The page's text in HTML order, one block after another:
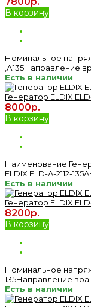
В корзину
Номинальное
,А135Направление
Есть в наличии
Генератор ELDIX
8000р.
В корзину
Наименование
ELDIX ELD-A-2112-
Есть в наличии
Генератор ELDIX
8200р.
В корзину
Номинальное
135Направление
Есть в наличии